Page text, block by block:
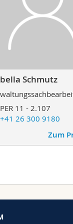
Schmutz
11 - 2.107
+41 26 300 9180
Zum